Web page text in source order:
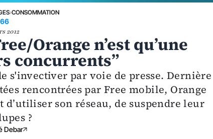
›CONSOMMATION
2012
Orange n’est qu’une
concurrents”
s'invectiver par voie de presse. Dernière
rencontrées par Free mobile, Orange
son réseau, de suspendre leur
?
Debar